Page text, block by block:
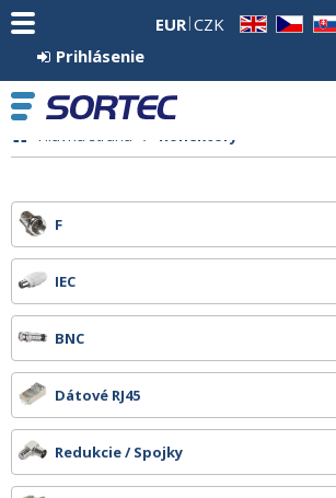
EN CZ SK
EUR CZK
Prihlásenie
Hlavná strana Konektory
F
IEC
BNC
Dátové RJ45
Redukcie / Spojky